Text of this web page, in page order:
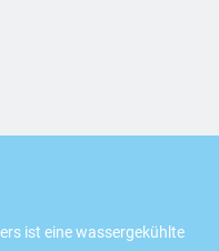
ist eine wassergekühlte